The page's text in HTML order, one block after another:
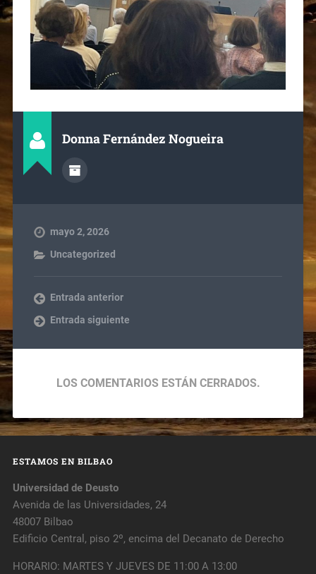
Donna Fernández Nogueira
mayo 2, 2026
Uncategorized
Entrada anterior
Entrada siguiente
LOS COMENTARIOS ESTÁN CERRADOS.
ESTAMOS EN BILBAO
Universidad de Deusto
Avenida de las Universidades, 24
48007 Bilbao
Edificio Central, piso 2º, encima del Decanato de Derecho
HORARIO: MARTES Y JUEVES DE 11:00 A 13:00